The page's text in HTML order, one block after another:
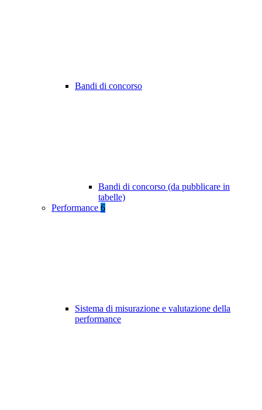
Bandi di concorso
Bandi di concorso (da pubblicare in
tabelle)
Performance 6
Sistema di misurazione e valutazione della
performance